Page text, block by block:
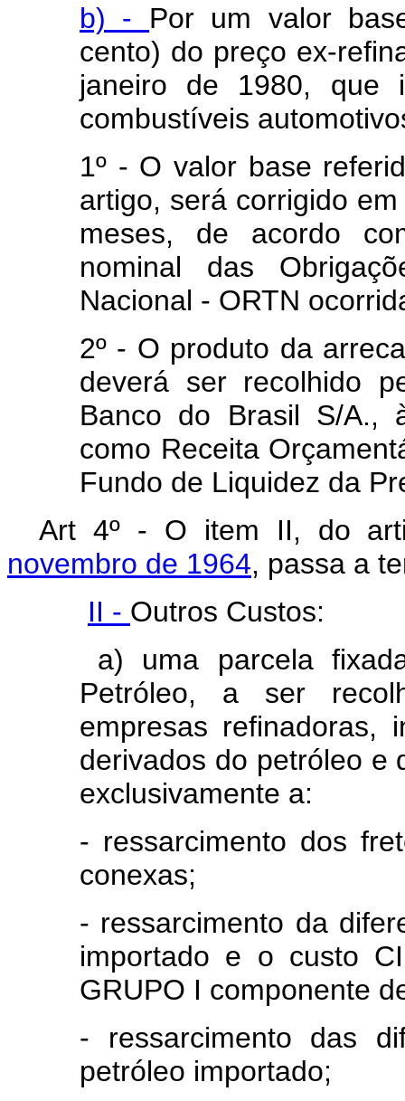
b) - Por um valor
cento) do preço ex-
janeiro de 1980, que
combustíveis
1º - O valor base
artigo, será corrigido
meses, de acordo
nominal das
Nacional - ORTN
2º - O produto da
deverá ser recolhido
Banco do Brasil S/A.,
como Receita
Fundo de Liquidez da
Art 4º - O item II, do
novembro de 1964, passa a
II - Outros Custos:
a) uma parcela
Petróleo, a ser
empresas refinadoras,
derivados do petróleo e
exclusivamente a:
- ressarcimento dos
conexas;
- ressarcimento da
importado e o custo
GRUPO I componente
- ressarcimento das
petróleo importado;